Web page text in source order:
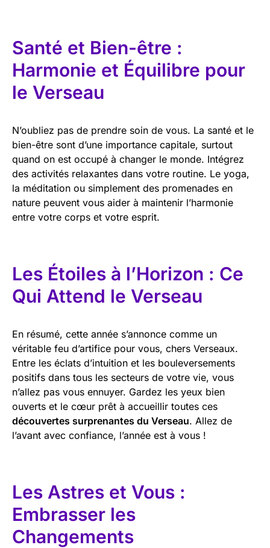
Santé et Bien-être :
Harmonie et Équilibre pour
le Verseau
N’oubliez pas de prendre soin de vous. La santé et le
bien-être sont d’une importance capitale, surtout
quand on est occupé à changer le monde. Intégrez
des activités relaxantes dans votre routine. Le yoga,
la méditation ou simplement des promenades en
nature peuvent vous aider à maintenir l’harmonie
entre votre corps et votre esprit.
Les Étoiles à l’Horizon : Ce
Qui Attend le Verseau
En résumé, cette année s’annonce comme un
véritable feu d’artifice pour vous, chers Verseaux.
Entre les éclats d’intuition et les bouleversements
positifs dans tous les secteurs de votre vie, vous
n’allez pas vous ennuyer. Gardez les yeux bien
ouverts et le cœur prêt à accueillir toutes ces
découvertes surprenantes du Verseau. Allez de
l’avant avec confiance, l’année est à vous !
Les Astres et Vous :
Embrasser les
Changements